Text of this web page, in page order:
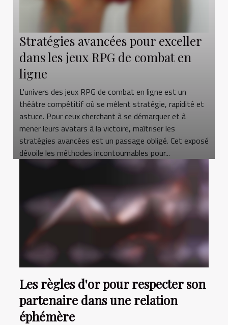
Stratégies avancées pour exceller
dans les jeux RPG de combat en
ligne
L'univers des jeux RPG de combat en ligne est un
théâtre compétitif où se mêlent stratégie, rapidité et
astuce. Pour ceux cherchant à se démarquer et à
mener leurs avatars à la victoire, maîtriser les
stratégies avancées est un passage obligé. Cet exposé
dévoile les méthodes incontournables pour...
Les règles d'or pour respecter son
partenaire dans une relation
éphémère